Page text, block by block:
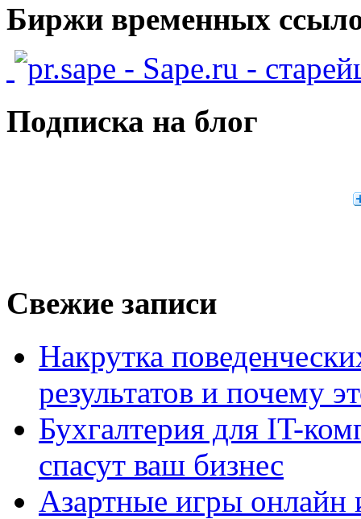
Биржи временных
- Sape.ru -
Подписка на блог
Свежие записи
Накрутка
результатов и почему
Бухгалтерия для IT-
спасут ваш бизнес
Азартные игры онлайн